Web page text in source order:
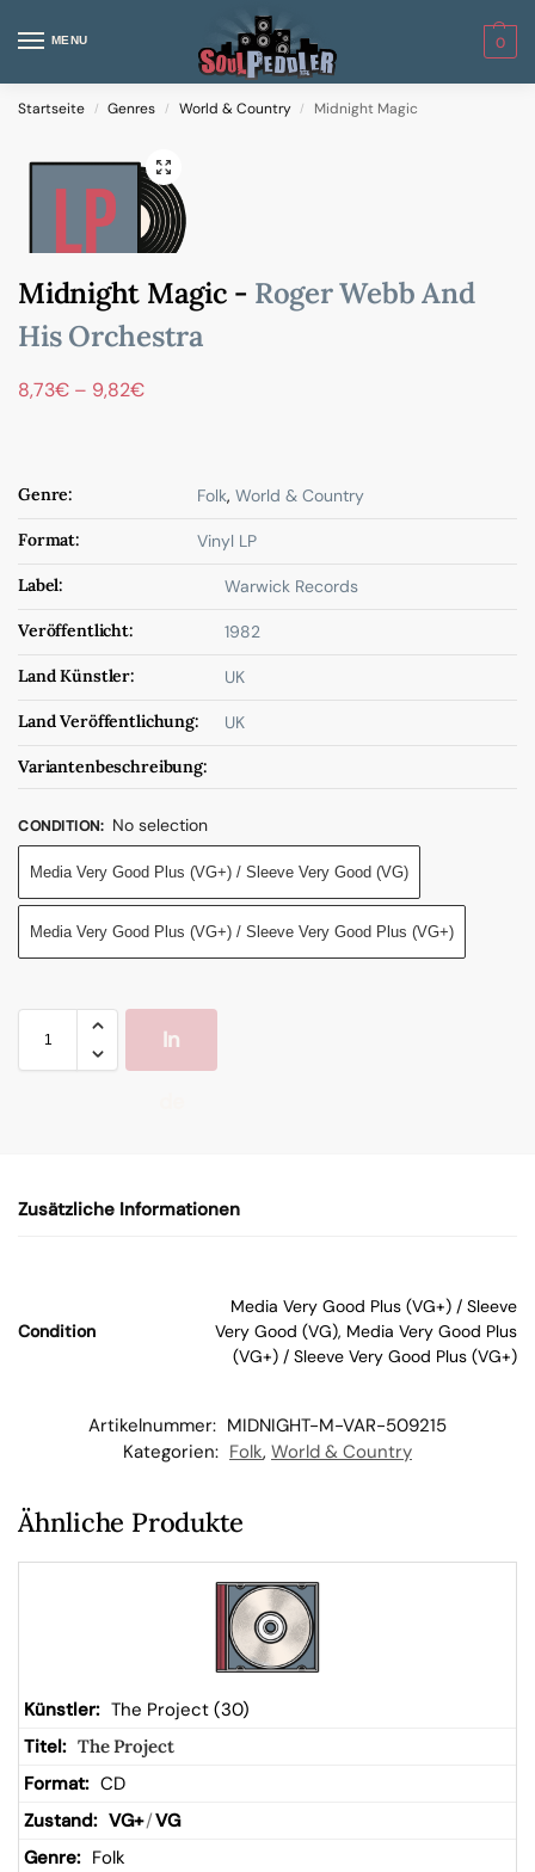
MENU 0
Startseite / Genres / World & Country / Midnight Magic
Midnight Magic - Roger Webb And
His Orchestra
8,73€ – 9,82€
Genre: Folk, World & Country
Format: Vinyl LP
Label: Warwick Records
Veröffentlicht: 1982
Land Künstler: UK
Land Veröffentlichung: UK
Variantenbeschreibung:
CONDITION: No selection
Media Very Good Plus (VG+) / Sleeve Very Good (VG)
Media Very Good Plus (VG+) / Sleeve Very Good Plus (VG+)
In
W
Zusätzliche Informationen
Condition
Media Very Good Plus (VG+) / Sleeve
Very Good (VG), Media Very Good Plus
(VG+) / Sleeve Very Good Plus (VG+)
Artikelnummer: MIDNIGHT-M-VAR-509215
Kategorien: Folk, World & Country
Ähnliche Produkte
The Project (30)
The Project
CD
VG+/VG
Folk